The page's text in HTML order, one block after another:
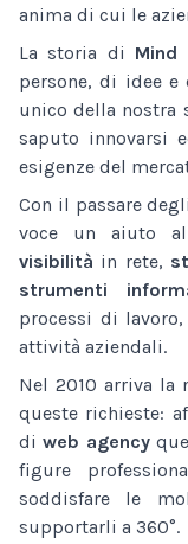
anima di cui le
La storia di Mind
persone, di idee e
unico della nostra
saputo innovarsi
esigenze del
Con il passare
voce un aiuto
visibilità in rete,
strumenti
processi di lavoro,
attività aziendali.
Nel 2010 arriva la
queste richieste:
diweb agency
figure
soddisfare le
supportarli a 360°.